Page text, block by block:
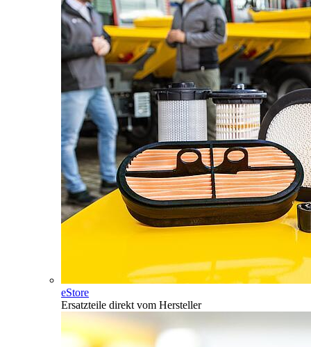
eStore
Ersatzteile direkt vom Hersteller